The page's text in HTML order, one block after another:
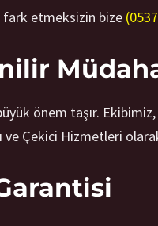
fark etmeksizin bize
önem taşır.
ve Çekici Hizmetleri